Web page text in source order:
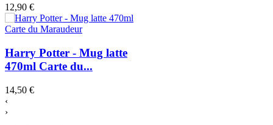
12,90 €
Harry Potter - Mug latte
470ml Carte du...
14,50 €
‹
›